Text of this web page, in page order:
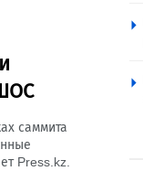
саммита
Press.kz.